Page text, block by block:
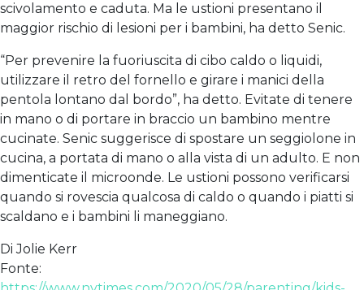
scivolamento e caduta. Ma le ustioni presentano il
maggior rischio di lesioni per i bambini, ha detto Senic.
“Per prevenire la fuoriuscita di cibo caldo o liquidi,
utilizzare il retro del fornello e girare i manici della
pentola lontano dal bordo”, ha detto. Evitate di tenere
in mano o di portare in braccio un bambino mentre
cucinate. Senic suggerisce di spostare un seggiolone in
cucina, a portata di mano o alla vista di un adulto. E non
dimenticate il microonde. Le ustioni possono verificarsi
quando si rovescia qualcosa di caldo o quando i piatti si
scaldano e i bambini li maneggiano.
Di Jolie Kerr
Fonte: